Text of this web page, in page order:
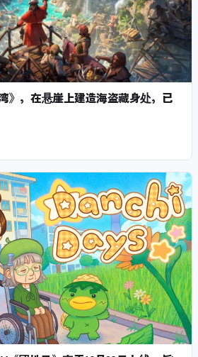
》，在悬崖上建造海盗藏身处，已